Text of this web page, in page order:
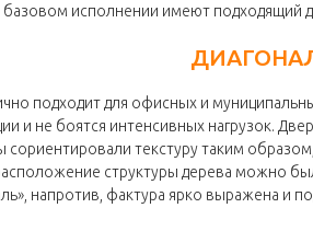
исполнении имеют подходящий
подходит для офисных и
и не боятся интенсивных нагрузок.
текстуру таким
структуры дерева можно
напротив, фактура ярко выражена